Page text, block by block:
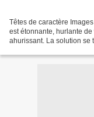
Têtes de caractère
est étonnante, hurlante
ahurissant. La solution se